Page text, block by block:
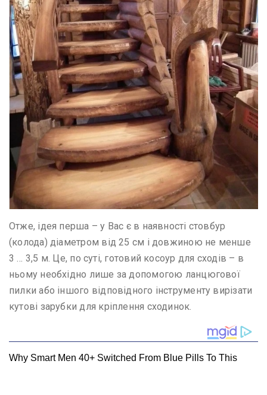
Отже, ідея перша – у Вас є в наявності стовбур
(колода) діаметром від 25 см і довжиною не менше
3 … 3,5 м. Це, по суті, готовий косоур для сходів – в
ньому необхідно лише за допомогою ланцюгової
пилки або іншого відповідного інструменту вирізати
кутові зарубки для кріплення сходинок.